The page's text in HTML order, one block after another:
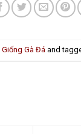
Giống Gà Đáand